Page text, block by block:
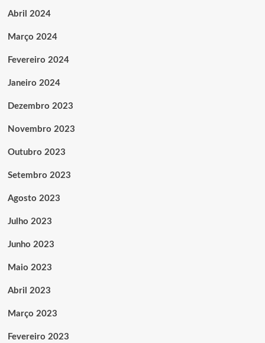
Abril 2024
Março 2024
Fevereiro 2024
Janeiro 2024
Dezembro 2023
Novembro 2023
Outubro 2023
Setembro 2023
Agosto 2023
Julho 2023
Junho 2023
Maio 2023
Abril 2023
Março 2023
Fevereiro 2023